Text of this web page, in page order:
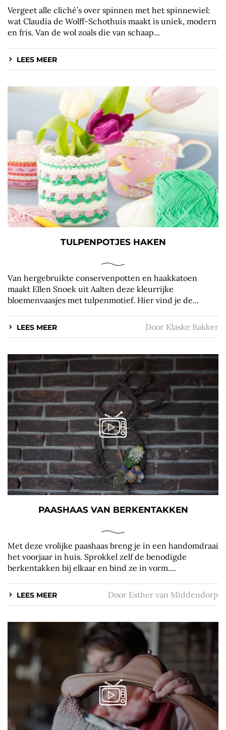
Vergeet alle cliché’s over spinnen met het spinnewiel:
wat Claudia de Wolff-Schothuis maakt is uniek, modern
en fris. Van de wol zoals die van schaap...
LEES MEER
TULPENPOTJES HAKEN
Van hergebruikte conservenpotten en haakkatoen
maakt Ellen Snoek uit Aalten deze kleurrijke
bloemenvaasjes met tulpenmotief. Hier vind je de...
LEES MEER Door Klaske Bakker
PAASHAAS VAN BERKENTAKKEN
Met deze vrolijke paashaas breng je in een handomdraai
het voorjaar in huis. Sprokkel zelf de benodigde
berkentakken bij elkaar en bind ze in vorm....
LEES MEER Door Esther van Middendorp